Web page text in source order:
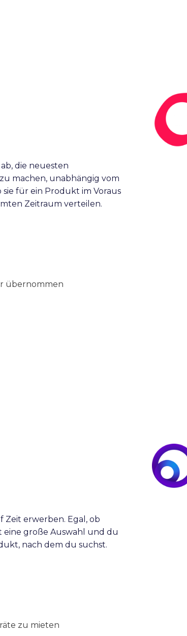
die neuesten
machen, unabhängig vom
für ein Produkt im Voraus
Zeitraum verteilen.
übernommen
Zeit erwerben. Egal, ob
eine große Auswahl und du
nach dem du suchst.
zu mieten